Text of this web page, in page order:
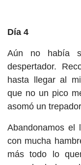
Día 4
Aún no había
despertador.
hasta llegar al
que no un pico
asomó un
Abandonamos el
con mucha
más todo lo